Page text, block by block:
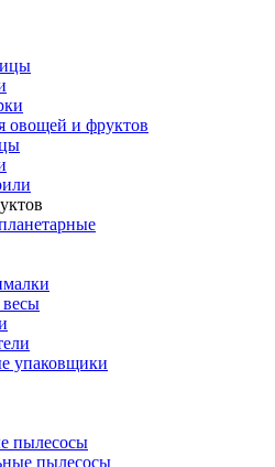
овощей и фруктов
упаковщики
пылесосы
пылесосы